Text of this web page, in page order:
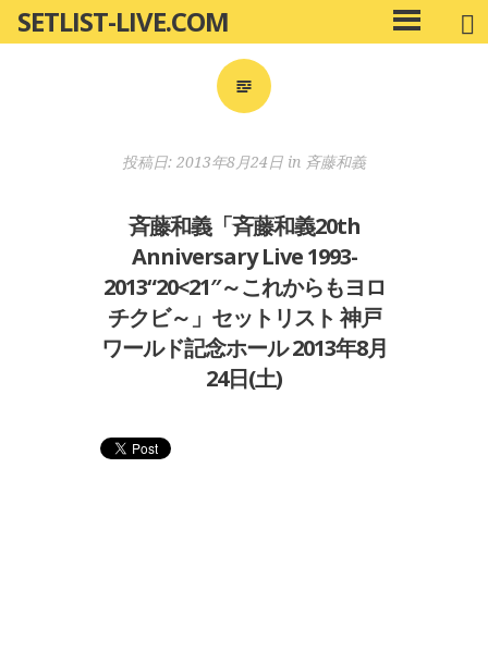
ン
SETLIST-LIVE.COM
メ
イ
投稿日: 2013年8月24日 in 斉藤和義
斉藤和義「斉藤和義20th
Anniversary Live 1993-
2013“20<21″～これからもヨロ
チクビ～」セットリスト 神戸
ワールド記念ホール 2013年8月
24日(土)